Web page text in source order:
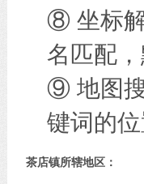
⑧ 坐标
名匹配
⑨ 地图
键词的
茶店镇所辖地区：